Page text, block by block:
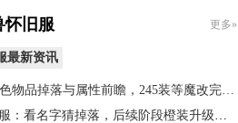
怀旧服 更多»
最新资讯
物品掉落与属性前瞻，245装等魔改完…
：看名字猜掉落，后续阶段橙装升级道…